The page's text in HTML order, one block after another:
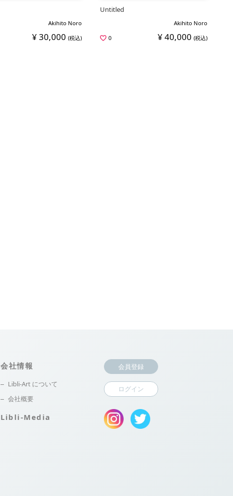
Akihito Noro
¥ 30,000 (税込)
Untitled
Akihito Noro
0
¥ 40,000 (税込)
会社情報
Libli-Art について
会社概要
Libli-Media
会員登録
ログイン